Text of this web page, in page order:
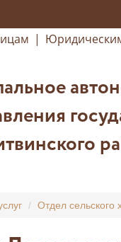
|
Отдел сельского